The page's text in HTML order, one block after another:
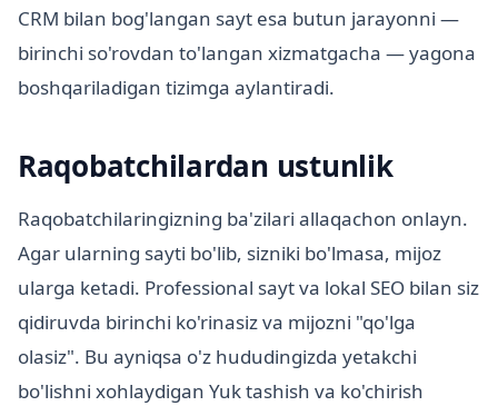
CRM bilan bog'langan sayt esa butun jarayonni —
birinchi so'rovdan to'langan xizmatgacha — yagona
boshqariladigan tizimga aylantiradi.
Raqobatchilardan ustunlik
Raqobatchilaringizning ba'zilari allaqachon onlayn.
Agar ularning sayti bo'lib, sizniki bo'lmasa, mijoz
ularga ketadi. Professional sayt va lokal SEO bilan siz
qidiruvda birinchi ko'rinasiz va mijozni "qo'lga
olasiz". Bu ayniqsa o'z hududingizda yetakchi
bo'lishni xohlaydigan Yuk tashish va ko'chirish